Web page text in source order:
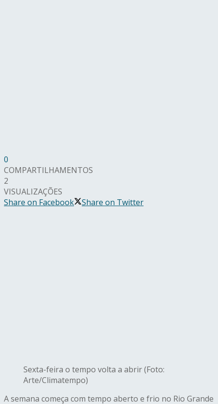
0
COMPARTILHAMENTOS
2
VISUALIZAÇÕES
Share on Facebook
Share on Twitter
Sexta-feira o tempo volta a abrir (Foto:
Arte/Climatempo)
A semana começa com tempo aberto e frio no Rio Grande